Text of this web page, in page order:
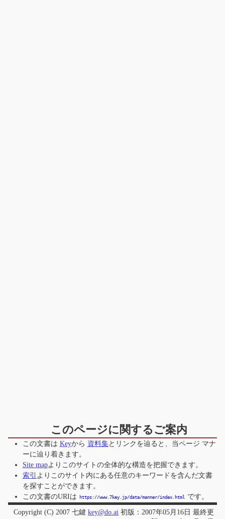
このページに関するご案内
この文書は Keyから 資料集とリンクを辿ると、当ページ マナ
ーに辿り着きます。
Site mapよりこのサイトの全体的な構造を把握できます。
索引 よりこのサイト内にある任意のキーワードを含んだ文書
を探すことができます。
この文書のURIは
https://www.7key.jp/data/manner/index.html
です。
Copyright (C) 2007 七鍵key@do.ai 初版：2007年05月16日 最終更